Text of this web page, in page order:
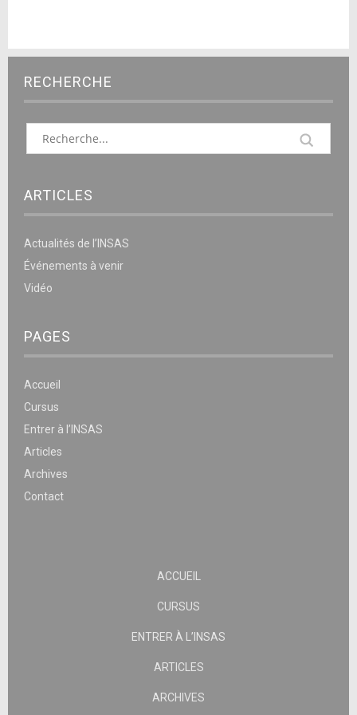
RECHERCHE
ARTICLES
Actualités de l’INSAS
Événements à venir
Vidéo
PAGES
Accueil
Cursus
Entrer à l’INSAS
Articles
Archives
Contact
ACCUEIL
CURSUS
ENTRER À L’INSAS
ARTICLES
ARCHIVES